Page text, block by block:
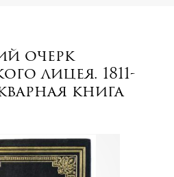
очерк
лицея. 1811-
книга